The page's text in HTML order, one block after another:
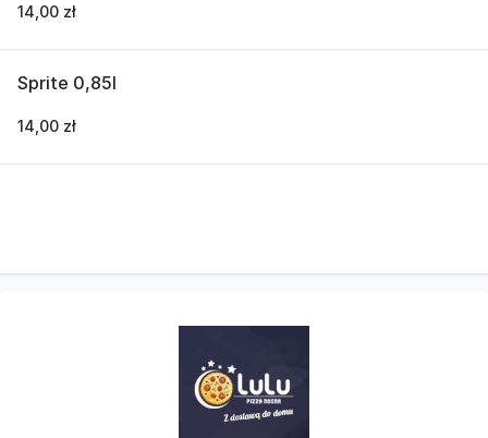
14,00 zł
Sprite 0,85l
14,00 zł